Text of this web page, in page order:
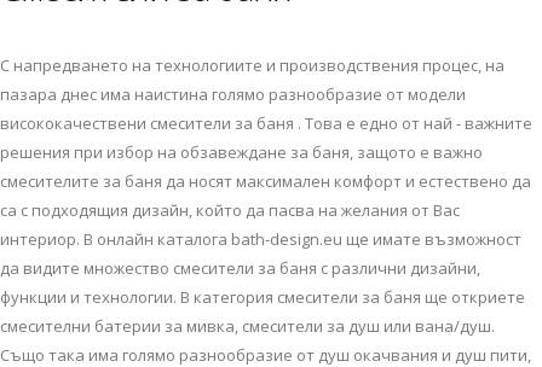
С напредването на технологиите и производствения процес, на
пазара днес има наистина голямо разнообразие от модели
висококачествени смесители за баня . Това е едно от най - важните
решения при избор на обзавеждане за баня, защото е важно
смесителите за баня да носят максимален комфорт и естествено да
са с подходящия дизайн, който да пасва на желания от Вас
интериор. В онлайн каталога bath-design.eu ще имате възможност
да видите множество смесители за баня с различни дизайни,
функции и технологии. В категория смесители за баня ще откриете
смесителни батерии за мивка, смесители за душ или вана/душ.
Също така има голямо разнообразие от душ окачвания и душ пити,